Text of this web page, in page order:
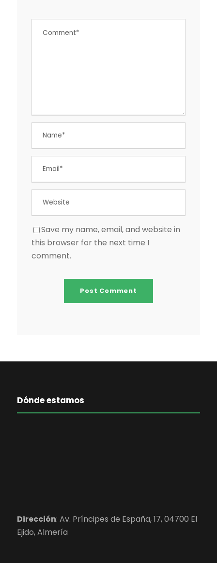
Save my name, email, and website in
this browser for the next time I
comment.
Dónde estamos
Dirección: Av. Príncipes de España, 17, 04700 El
Ejido,Almería